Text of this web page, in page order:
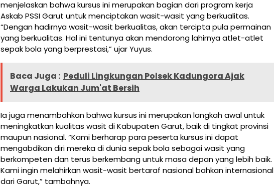
menjelaskan bahwa kursus ini merupakan bagian dari program kerja
Askab PSSI Garut untuk menciptakan wasit-wasit yang berkualitas.
“Dengan hadirnya wasit-wasit berkualitas, akan tercipta pula permainan
yang berkualitas. Hal ini tentunya akan mendorong lahirnya atlet-atlet
sepak bola yang berprestasi,” ujar Yuyus.
Baca Juga : Peduli Lingkungan Polsek Kadungora Ajak
Warga Lakukan Jum'at Bersih
Ia juga menambahkan bahwa kursus ini merupakan langkah awal untuk
meningkatkan kualitas wasit di Kabupaten Garut, baik di tingkat provinsi
maupun nasional. “Kami berharap para peserta kursus ini dapat
mengabdikan diri mereka di dunia sepak bola sebagai wasit yang
berkompeten dan terus berkembang untuk masa depan yang lebih baik.
Kami ingin melahirkan wasit-wasit bertaraf nasional bahkan internasional
dari Garut,” tambahnya.